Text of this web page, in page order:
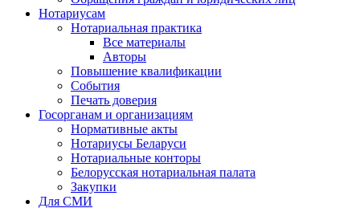
Нотариусам
Нотариальная практика
Все материалы
Авторы
Повышение квалификации
События
Печать доверия
Госорганам и организациям
Нормативные акты
Нотариусы Беларуси
Нотариальные конторы
Белорусская нотариальная палата
Закупки
Для СМИ